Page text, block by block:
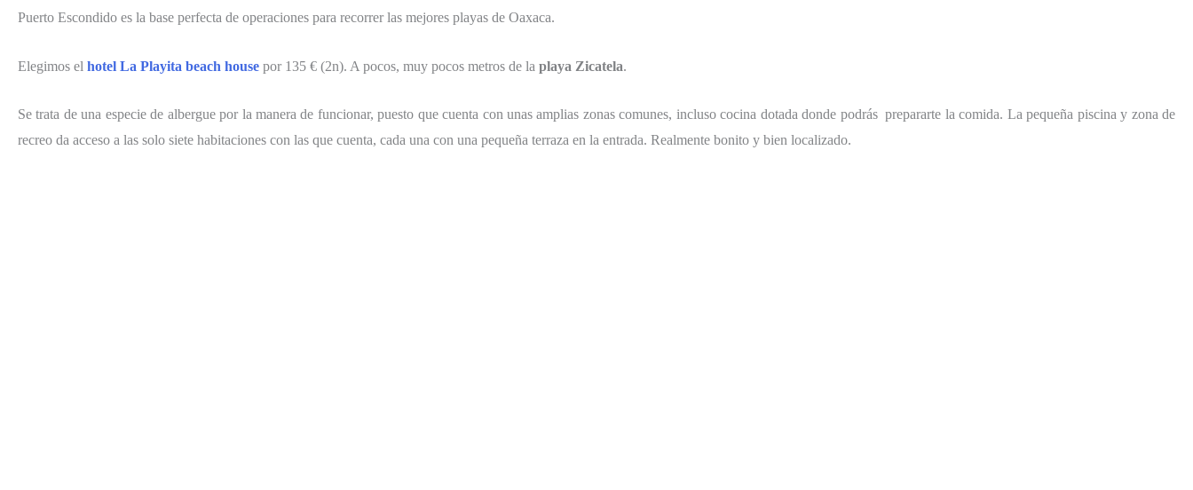
Puerto Escondido es la base perfecta de operaciones para recorrer las mejores playas de Oaxaca.
Elegimos el hotel La Playita beach house por 135 € (2n). A pocos, muy pocos metros de la playa Zicatela.
Se trata de una especie de albergue por la manera de funcionar, puesto que cuenta con unas amplias zonas comunes, incluso cocina dotada donde podrás prepararte la comida. La pequeña piscina y zona de
recreo da acceso a las solo siete habitaciones con las que cuenta, cada una con una pequeña terraza en la entrada. Realmente bonito y bien localizado.